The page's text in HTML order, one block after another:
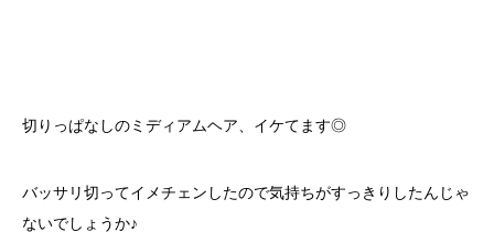
切りっぱなしのミディアムヘア、イケてます◎
バッサリ切ってイメチェンしたので気持ちがすっきりしたんじゃ
ないでしょうか♪